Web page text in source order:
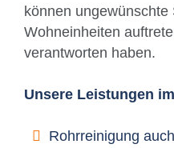
können
Wohneinheiten
verantworten haben.
Unsere Leistungen
Rohrreinigung